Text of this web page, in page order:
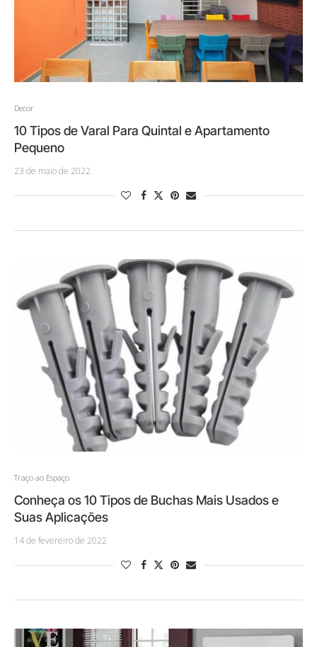
Decor
10 Tipos de Varal Para Quintal e Apartamento
Pequeno
23 de maio de 2022
Traço ao Espaço
Conheça os 10 Tipos de Buchas Mais Usados e
Suas Aplicações
14 de fevereiro de 2022